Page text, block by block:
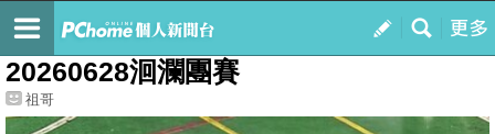
我的
最新文章
20260628洄瀾團賽
祖哥